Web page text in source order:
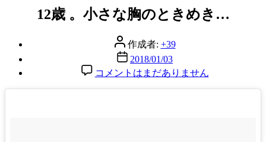
ゴ
12歳 。小さな胸のときめき…
投
稿
者
作成者: +39
投
稿
2018/01/03
12
歳
コメントはまだありません